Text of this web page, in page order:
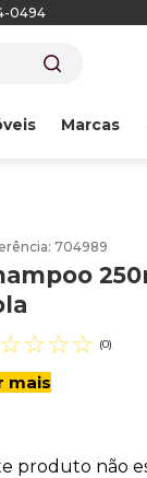
0494
Marcas
:704989
☆☆☆☆ (0)
mais
produto não